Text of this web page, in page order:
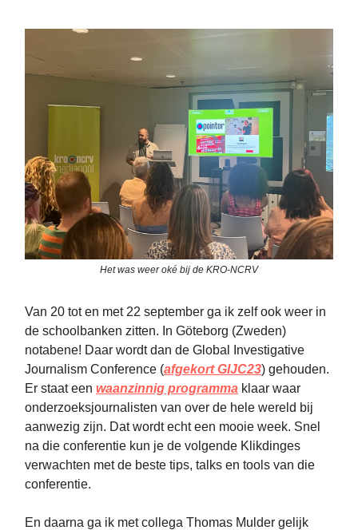
Het was weer oké bij de KRO-NCRV
Van 20 tot en met 22 september ga ik zelf ook weer in
de schoolbanken zitten. In Göteborg (Zweden)
notabene! Daar wordt dan de Global Investigative
Journalism Conference (afgekort GIJC23) gehouden.
Er staat een waanzinnig programma klaar waar
onderzoeksjournalisten van over de hele wereld bij
aanwezig zijn. Dat wordt echt een mooie week. Snel
na die conferentie kun je de volgende Klikdinges
verwachten met de beste tips, talks en tools van die
conferentie.
En daarna ga ik met collega Thomas Mulder gelijk